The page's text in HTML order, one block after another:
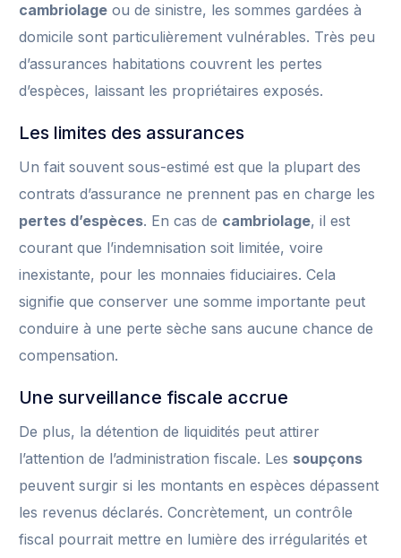
cambriolage ou de sinistre, les sommes gardées à
domicile sont particulièrement vulnérables. Très peu
d’assurances habitations couvrent les pertes
d’espèces, laissant les propriétaires exposés.
Les limites des assurances
Un fait souvent sous-estimé est que la plupart des
contrats d’assurance ne prennent pas en charge les
pertes d’espèces. En cas de cambriolage, il est
courant que l’indemnisation soit limitée, voire
inexistante, pour les monnaies fiduciaires. Cela
signifie que conserver une somme importante peut
conduire à une perte sèche sans aucune chance de
compensation.
Une surveillance fiscale accrue
De plus, la détention de liquidités peut attirer
l’attention de l’administration fiscale. Les soupçons
peuvent surgir si les montants en espèces dépassent
les revenus déclarés. Concrètement, un contrôle
fiscal pourrait mettre en lumière des irrégularités et